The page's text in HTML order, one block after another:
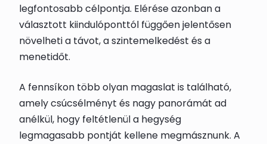
legfontosabb célpontja. Elérése azonban a
választott kiindulóponttól függően jelentősen
növelheti a távot, a szintemelkedést és a
menetidőt.
A fennsíkon több olyan magaslat is található,
amely csúcsélményt és nagy panorámát ad
anélkül, hogy feltétlenül a hegység
legmagasabb pontját kellene megmásznunk. A